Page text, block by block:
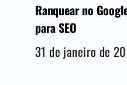
Ranquear no
para SEO
31 de janeiro de